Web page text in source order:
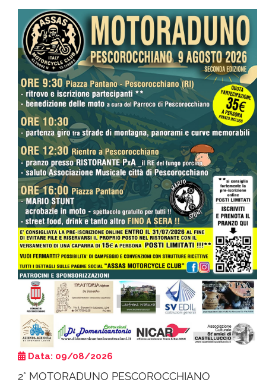
Data: 09/08/2026
2° MOTORADUNO PESCOROCCHIANO